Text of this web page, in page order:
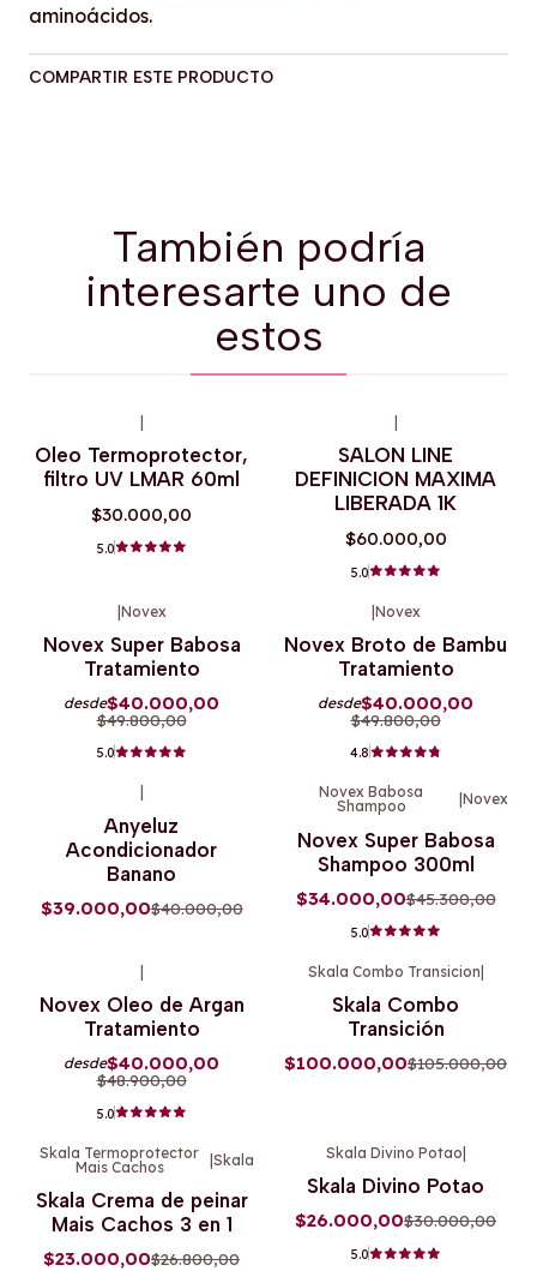
aminoácidos.
COMPARTIR ESTE PRODUCTO
También podría
interesarte uno de
estos
Oleo Termoprotector,
filtro UV LMAR 60ml
$30.000,00
5.0
SALON LINE
DEFINICION MAXIMA
LIBERADA 1K
$60.000,00
5.0
Agotado
Novex
Novex Super Babosa
Tratamiento
desde$40.000,00
$49.800,00
5.0
Novex
Novex Broto de Bambu
Tratamiento
desde$40.000,00
$49.800,00
4.8
Anyeluz
Acondicionador
Banano
$39.000,00$40.000,00
-25%OFF
Novex Babosa
Shampoo
Novex
Novex Super Babosa
Shampoo 300ml
$34.000,00$45.300,00
5.0
Novex Oleo de Argan
Tratamiento
desde$40.000,00
$48.900,00
5.0
Skala Combo Transicion
Skala Combo
Transición
$100.000,00$105.000,00
-14%OFF
Skala Termoprotector
Mais Cachos
|Skala
Skala Crema de peinar
Mais Cachos 3 en 1
$23.000,00$26.800,00
Skala Divino Potao|
Skala Divino Potao
$26.000,00$30.000,00
5.0